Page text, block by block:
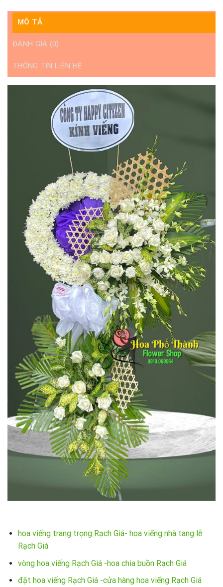
MÔ TẢ
ĐÁNH GIÁ (0)
THÔNG TIN LIÊN HỆ
hoa viếng trang trọng Rạch Giá- hoa viếng nhà tang lễ
Rạch Giá
vòng hoa viếng Rạch Giá -hoa chia buồn Rạch Giá
đặt hoa viếng Rạch Giá -cửa hàng hoa viếng Rạch Giá